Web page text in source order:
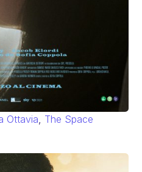
Ottavia, The Space